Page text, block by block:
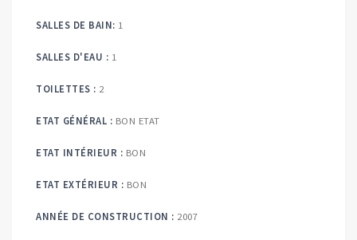
SALLES DE BAIN: 1
SALLES D'EAU : 1
TOILETTES : 2
ETAT GÉNÉRAL : BON ETAT
ETAT INTÉRIEUR : BON
ETAT EXTÉRIEUR : BON
ANNÉE DE CONSTRUCTION : 2007